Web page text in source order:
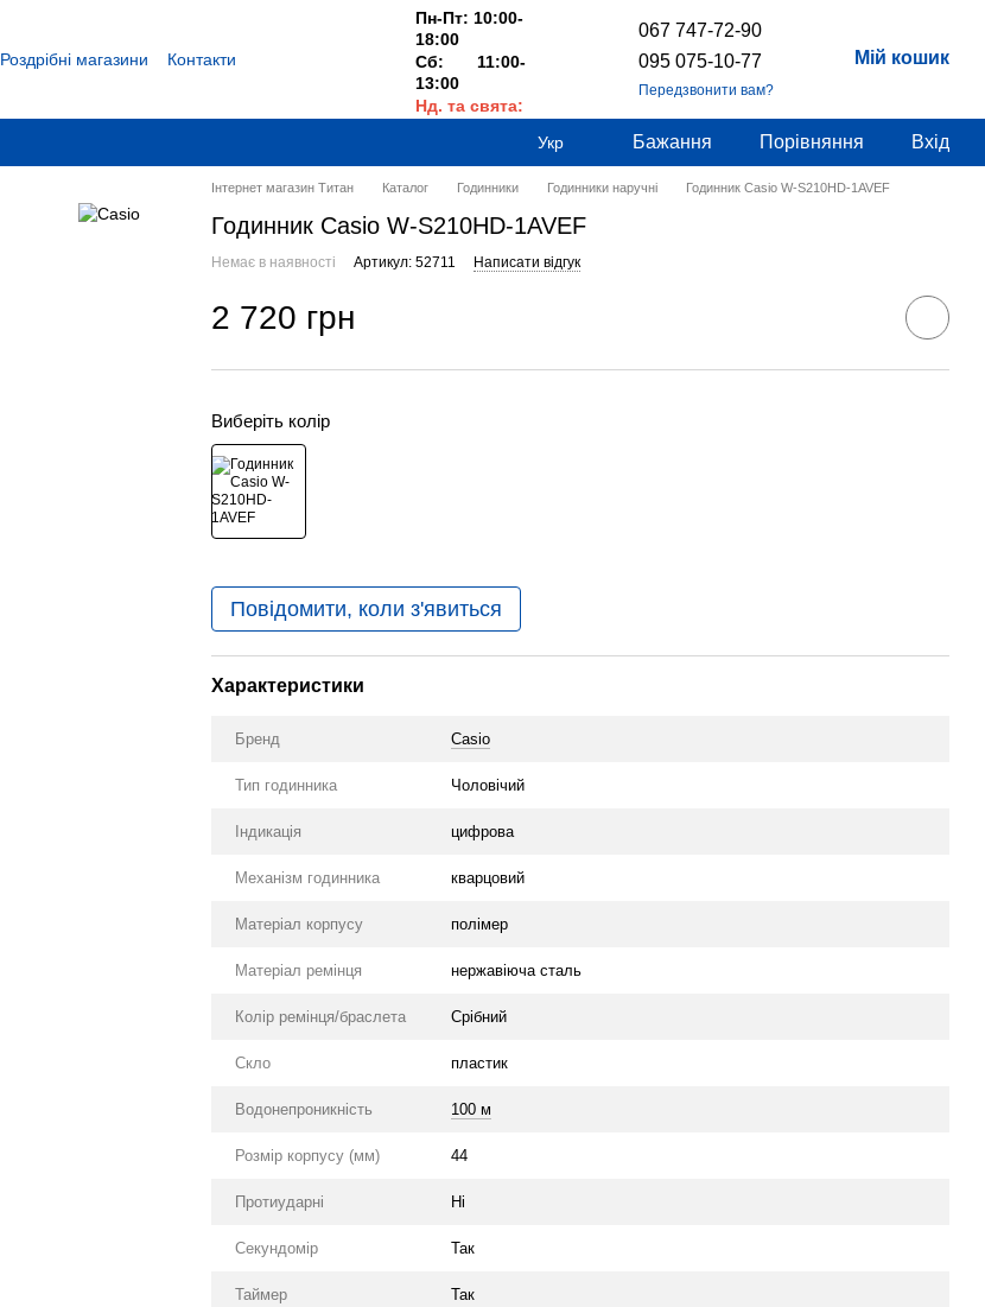
Роздрібні магазини
Контакти
Пн-Пт: 10:00-
18:00
Сб: 11:00-
13:00
Нд. та свята:
067 747-72-90
095 075-10-77
Передзвонити вам?
Мій кошик
Укр Бажання Порівняння Вхід
Інтернет магазин Титан Каталог Годинники Годинники наручні Годинник Casio W-S210HD-1AVEF
Годинник Casio W-S210HD-1AVEF
Немає в наявності Артикул: 52711 Написати відгук
2 720 грн
Виберіть колір
Повідомити, коли з'явиться
Характеристики
Бренд Casio
Тип годинника Чоловічий
Індикація цифрова
Механізм годинника кварцовий
Матеріал корпусу полімер
Матеріал ремінця нержавіюча сталь
Колір ремінця/браслета Срібний
Скло пластик
Водонепроникність 100 м
Розмір корпусу (мм) 44
Протиударні Ні
Секундомір Так
Таймер Так